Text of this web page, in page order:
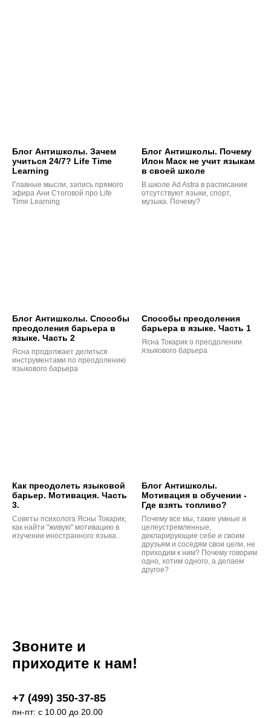
Блог Антишколы. Зачем
учиться 24/7? Life Time
Learning
Главные мысли, запись прямого
эфира Ани Стоговой про Life
Time Learning
Блог Антишколы. Почему
Илон Маск не учит языкам
в своей школе
В школе Ad Astra в расписании
отсутствуют языки, спорт,
музыка. Почему?
Блог Антишколы. Способы
преодоления барьера в
языке. Часть 2
Ясна продолжает делиться
инструментами по преодолению
языкового барьера
Способы преодоления
барьера в языке. Часть 1
Ясна Токарик о преодолении
языкового барьера
Как преодолеть языковой
барьер. Мотивация. Часть
3.
Советы психолога Ясны Токарик,
как найти "живую" мотивацию в
изучении иностранного языка..
Блог Антишколы.
Мотивация в обучении -
Где взять топливо?
Почему все мы, такие умные и
целеустремленные,
декларирующие себе и своим
друзьям и соседям свои цели, не
приходим к ним? Почему говорим
одно, хотим одного, а делаем
другое?
Звоните и
приходите к нам!
+7 (499) 350-37-85
пн-пт: с 10.00 до 20.00